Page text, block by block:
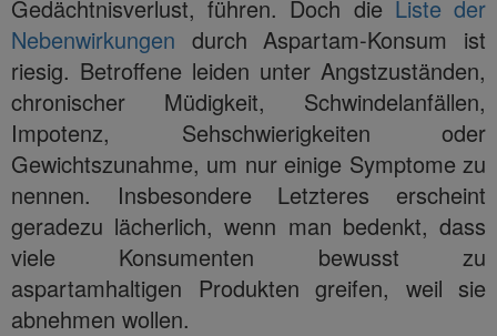
Gedächtnisverlust, führen. Doch die Liste der
Nebenwirkungen durch Aspartam-Konsum ist
riesig. Betroffene leiden unter Angstzuständen,
chronischer Müdigkeit, Schwindelanfällen,
Impotenz, Sehschwierigkeiten oder
Gewichtszunahme, um nur einige Symptome zu
nennen. Insbesondere Letzteres erscheint
geradezu lächerlich, wenn man bedenkt, dass
viele Konsumenten bewusst zu
aspartamhaltigen Produkten greifen, weil sie
abnehmen wollen.